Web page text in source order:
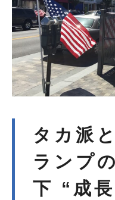
タカ派
ランプ
下 “成